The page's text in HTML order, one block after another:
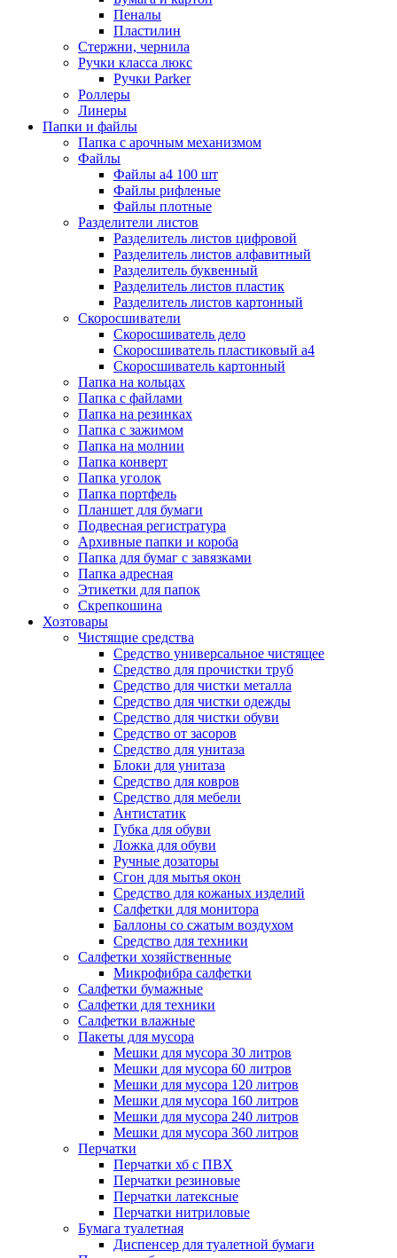
Пеналы
Пластилин
Стержни, чернила
Ручки класса люкс
Ручки Parker
Роллеры
Линеры
Папки и файлы
Папка с арочным механизмом
Файлы
Файлы а4 100 шт
Файлы рифленые
Файлы плотные
Разделители листов
Разделитель листов цифровой
Разделитель листов алфавитный
Разделитель буквенный
Разделитель листов пластик
Разделитель листов картонный
Скоросшиватели
Скоросшиватель дело
Скоросшиватель пластиковый а4
Скоросшиватель картонный
Папка на кольцах
Папка с файлами
Папка на резинках
Папка с зажимом
Папка на молнии
Папка конверт
Папка уголок
Папка портфель
Планшет для бумаги
Подвесная регистратура
Архивные папки и короба
Папка для бумаг с завязками
Папка адресная
Этикетки для папок
Скрепкошина
Хозтовары
Чистящие средства
Средство универсальное чистящее
Средство для прочистки труб
Средство для чистки металла
Средство для чистки одежды
Средство для чистки обуви
Средство от засоров
Средство для унитаза
Блоки для унитаза
Средство для ковров
Средство для мебели
Антистатик
Губка для обуви
Ложка для обуви
Ручные дозаторы
Сгон для мытья окон
Средство для кожаных изделий
Салфетки для монитора
Баллоны со сжатым воздухом
Средство для техники
Салфетки хозяйственные
Микрофибра салфетки
Салфетки бумажные
Салфетки для техники
Салфетки влажные
Пакеты для мусора
Мешки для мусора 30 литров
Мешки для мусора 60 литров
Мешки для мусора 120 литров
Мешки для мусора 160 литров
Мешки для мусора 240 литров
Мешки для мусора 360 литров
Перчатки
Перчатки хб с ПВХ
Перчатки резиновые
Перчатки латексные
Перчатки нитриловые
Бумага туалетная
Диспенсер для туалетной бумаги